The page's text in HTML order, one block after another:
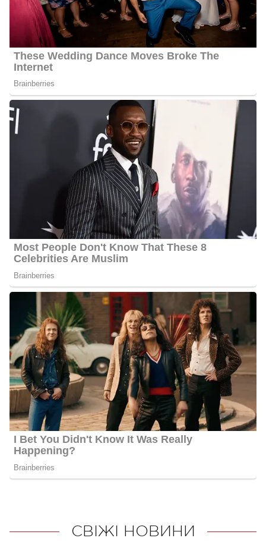
СВІЖІ НОВИНИ